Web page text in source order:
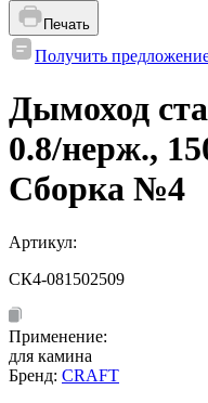
Печать
Получить
Дымоход
0.8/нерж.,
Сборка №4
Артикул:
СК4-081502509
Применение:
для камина
Бренд: CRAFT